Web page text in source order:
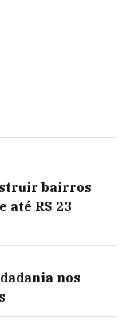
bairros
até R$ 23
nos